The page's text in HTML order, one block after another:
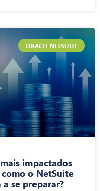
ORACLE NETSUITE
impactados
o NetSuite
se preparar?